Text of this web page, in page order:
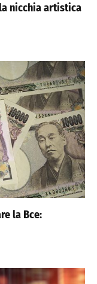
nicchia artistica
la Bce: